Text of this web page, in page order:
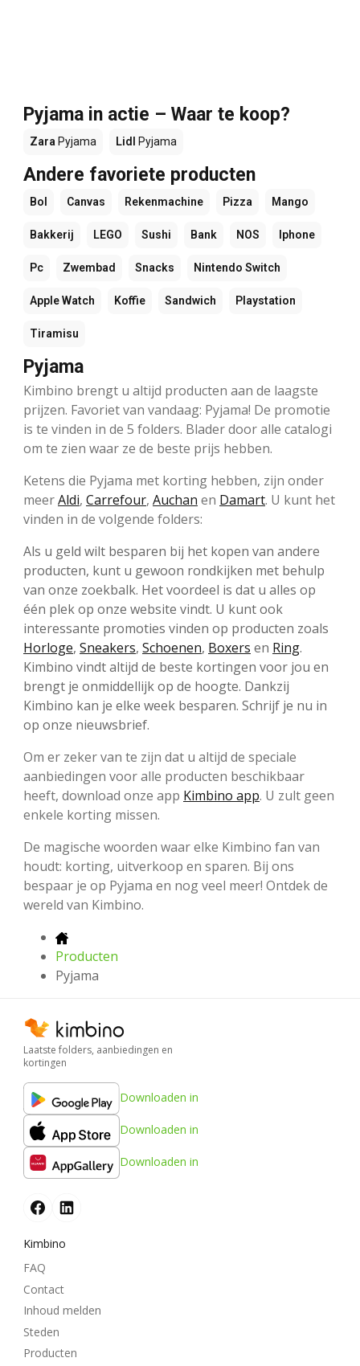
Pyjama in actie – Waar te koop?
Zara Pyjama Lidl Pyjama
Andere favoriete producten
Bol Canvas Rekenmachine Pizza Mango
Bakkerij LEGO Sushi Bank NOS Iphone
Pc Zwembad Snacks Nintendo Switch
Apple Watch Koffie Sandwich Playstation
Tiramisu
Pyjama
Kimbino brengt u altijd producten aan de laagste
prijzen. Favoriet van vandaag: Pyjama! De promotie
is te vinden in de 5 folders. Blader door alle catalogi
om te zien waar ze de beste prijs hebben.
Ketens die Pyjama met korting hebben, zijn onder
meerAldi, Carrefour, Auchan en Damart. U kunt het
vinden in de volgende folders:
Als u geld wilt besparen bij het kopen van andere
producten, kunt u gewoon rondkijken met behulp
van onze zoekbalk. Het voordeel is dat u alles op
één plek op onze website vindt. U kunt ook
interessante promoties vinden op producten zoals
Horloge, Sneakers, Schoenen, Boxers en Ring.
Kimbino vindt altijd de beste kortingen voor jou en
brengt je onmiddellijk op de hoogte. Dankzij
Kimbino kan je elke week besparen. Schrijf je nu in
op onze nieuwsbrief.
Om er zeker van te zijn dat u altijd de speciale
aanbiedingen voor alle producten beschikbaar
heeft, download onze app Kimbino app. U zult geen
enkele korting missen.
De magische woorden waar elke Kimbino fan van
houdt: korting, uitverkoop en sparen. Bij ons
bespaar je op Pyjama en nog veel meer! Ontdek de
wereld van Kimbino.
Producten
Pyjama
Laatste folders, aanbiedingen en
kortingen
Downloaden in
Downloaden in
Downloaden in
Kimbino
FAQ
Contact
Inhoud melden
Steden
Producten